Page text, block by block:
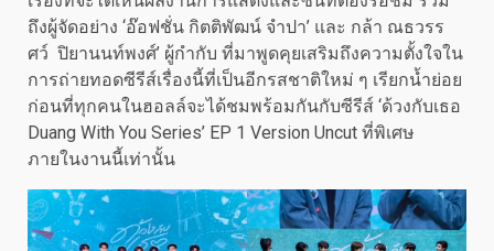
ถึงผู้จัดอย่าง ‘อ๊อฟชั่น กิตติพัฒน์ จำปา’ และ กล้า ณธวรร
ศว์ ปิยานนท์พงศ์’ ผู้กำกับ ที่มาพูดคุยเสริมถึงความตั้งใจใน
การถ่ายทอดซีรีส์เรื่องนี้ที่เป็นอีกรสชาติใหม่ ๆ เรียกน้ำย่อย
ก่อนที่ทุกคนในฮอลล์จะได้ชมพร้อมกันกับซีรีส์ ‘ด้วงกับเธอ
Duang With You Series’ EP 1 Version Uncut ที่พิเศษ
ภายในงานนี้เท่านั้น